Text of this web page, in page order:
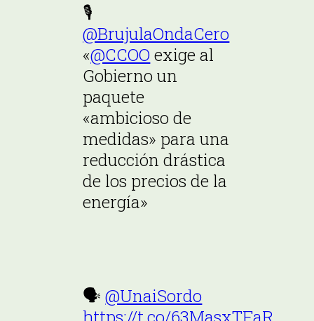
🎙
@BrujulaOndaCero
«@CCOOexige al
Gobierno un
paquete
«ambicioso de
medidas» para una
reducción drástica
de los precios de la
energía»
🗣@UnaiSordo